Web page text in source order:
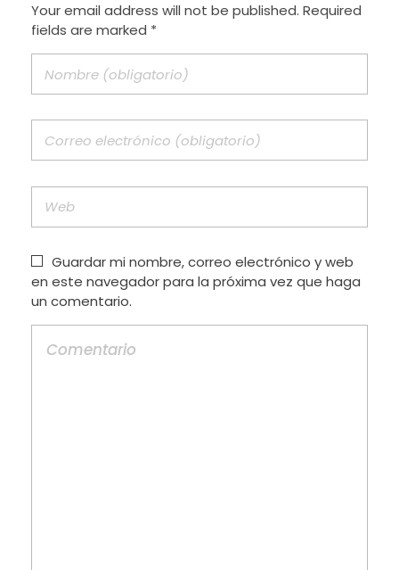
Your email address will not be published. Required
fields are marked *
Guardar mi nombre, correo electrónico y web
en este navegador para la próxima vez que haga
un comentario.